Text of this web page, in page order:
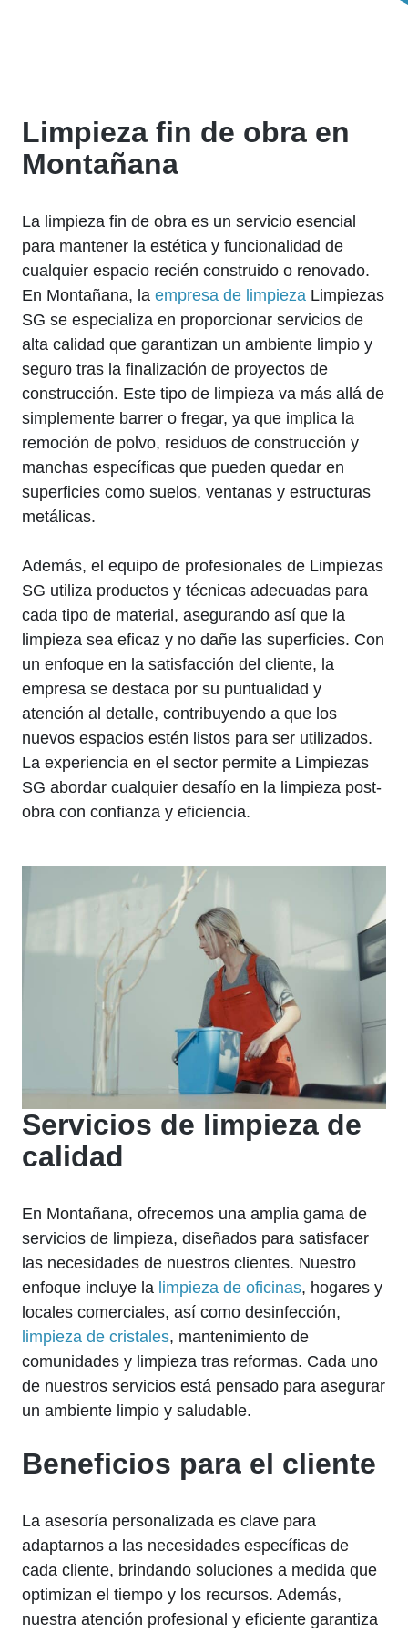
Limpieza fin de obra en
Montañana
La limpieza fin de obra es un servicio esencial
para mantener la estética y funcionalidad de
cualquier espacio recién construido o renovado.
En Montañana, la empresa de limpieza Limpiezas
SG se especializa en proporcionar servicios de
alta calidad que garantizan un ambiente limpio y
seguro tras la finalización de proyectos de
construcción. Este tipo de limpieza va más allá de
simplemente barrer o fregar, ya que implica la
remoción de polvo, residuos de construcción y
manchas específicas que pueden quedar en
superficies como suelos, ventanas y estructuras
metálicas.
Además, el equipo de profesionales de Limpiezas
SG utiliza productos y técnicas adecuadas para
cada tipo de material, asegurando así que la
limpieza sea eficaz y no dañe las superficies. Con
un enfoque en la satisfacción del cliente, la
empresa se destaca por su puntualidad y
atención al detalle, contribuyendo a que los
nuevos espacios estén listos para ser utilizados.
La experiencia en el sector permite a Limpiezas
SG abordar cualquier desafío en la limpieza post-
obra con confianza y eficiencia.
Servicios de limpieza de
calidad
En Montañana, ofrecemos una amplia gama de
servicios de limpieza, diseñados para satisfacer
las necesidades de nuestros clientes. Nuestro
enfoque incluye la limpieza de oficinas, hogares y
locales comerciales, así como desinfección,
limpieza de cristales, mantenimiento de
comunidades y limpieza tras reformas. Cada uno
de nuestros servicios está pensado para asegurar
un ambiente limpio y saludable.
Beneficios para el cliente
La asesoría personalizada es clave para
adaptarnos a las necesidades específicas de
cada cliente, brindando soluciones a medida que
optimizan el tiempo y los recursos. Además,
nuestra atención profesional y eficiente garantiza